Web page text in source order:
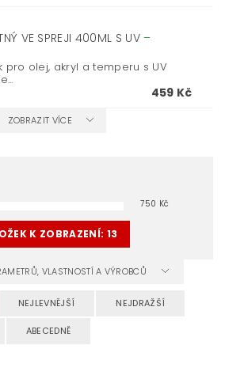
VE SPREJI 400ML S UV –
pro olej, akryl a temperu s UV
459 Kč
ZOBRAZIT VÍCE
750 Kč
K ZOBRAZENÍ: 13
VLASTNOSTÍ A VÝROBCŮ
NEJLEVNĚJŠÍ NEJDRAŽŠÍ
ABECEDNĚ